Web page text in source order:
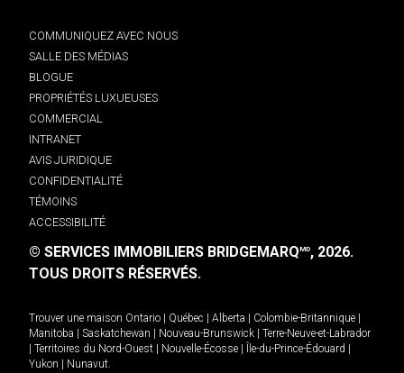
COMMUNIQUEZ AVEC NOUS
SALLE DES MÉDIAS
BLOGUE
PROPRIÉTÉS LUXUEUSES
COMMERCIAL
INTRANET
AVIS JURIDIQUE
CONFIDENTIALITÉ
TÉMOINS
ACCESSIBILITÉ
© SERVICES IMMOBILIERS BRIDGEMARQMD, 2026.
TOUS DROITS RÉSERVÉS.
Trouver une maison Ontario Québec Alberta Colombie-Britannique
Manitoba
Saskatchewan Nouveau-Brunswick
Terre-Neuve-et-Labrador
Territoires du Nord-Ouest Nouvelle-Écosse Île-du-Prince-Édouard
Yukon
Nunavut.